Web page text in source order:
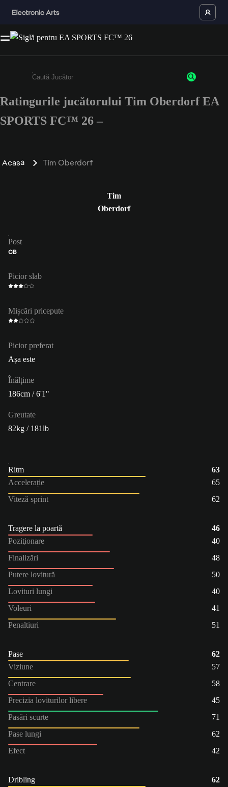
Enter a minimum of 3 characters or numbers
Ratingurile jucătorului Tim Oberdorf EA
SPORTS FC™ 26 –
Acasă Tim Oberdorf
Tim
Oberdorf
Post
CB
Picior slab
Mișcări pricepute
Picior preferat
Așa este
Înălțime
186cm / 6'1"
Greutate
82kg / 181lb
Ritm
63
Accelerație
65
Viteză sprint
62
Tragere la poartă
46
Poziţionare
40
Finalizări
48
Putere lovitură
50
Lovituri lungi
40
Voleuri
41
Penaltiuri
51
Pase
62
Viziune
57
Centrare
58
Precizia loviturilor libere
45
Pasări scurte
71
Pase lungi
62
Efect
42
Dribling
62